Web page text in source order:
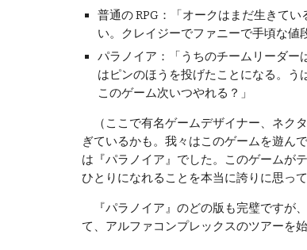
普通の RPG：「オークはまだ生きて
い。クレイジーでファニーで手頃な値
パラノイア：「うちのチームリーダ
はピンのほうを投げたことになる。
このゲーム次いつやれる？」
（ここで有名ゲームデザイナー、ネク
ぎているかも。我々はこのゲームを遊ん
は『パラノイア』でした。このゲームが
ひとりになれることを本当に誇りに思って
『パラノイア』のどの版も完璧ですが
て、アルファコンプレックスのツアーを